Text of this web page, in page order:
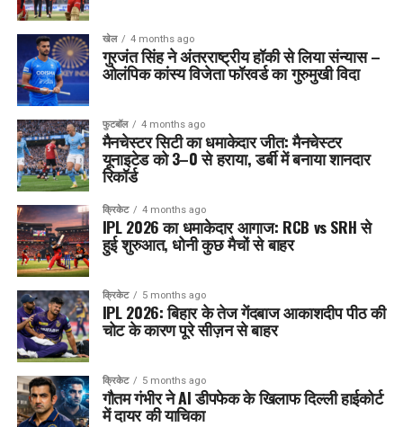
खेल 4 months ago
गुरजंत सिंह ने अंतरराष्ट्रीय हॉकी से लिया संन्यास –
ओलंपिक कांस्य विजेता फॉरवर्ड का गुरुमुखी विदा
फुटबॉल 4 months ago
मैनचेस्टर सिटी का धमाकेदार जीत: मैनचेस्टर
यूनाइटेड को 3–0 से हराया, डर्बी में बनाया शानदार
रिकॉर्ड
क्रिकेट 4 months ago
IPL 2026 का धमाकेदार आगाज: RCB vs SRH से
हुई शुरुआत, धोनी कुछ मैचों से बाहर
क्रिकेट 5 months ago
IPL 2026: बिहार के तेज गेंदबाज आकाशदीप पीठ की
चोट के कारण पूरे सीज़न से बाहर
क्रिकेट 5 months ago
गौतम गंभीर ने AI डीपफेक के खिलाफ दिल्ली हाईकोर्ट
में दायर की याचिका